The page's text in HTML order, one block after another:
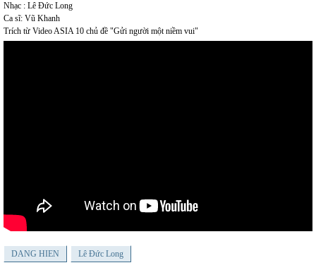
Nhạc : Lê Đức Long
Ca sĩ: Vũ Khanh
Trích từ Video ASIA 10 chủ đề "Gửi người một niềm vui"
DANG HIEN Lê Đức Long